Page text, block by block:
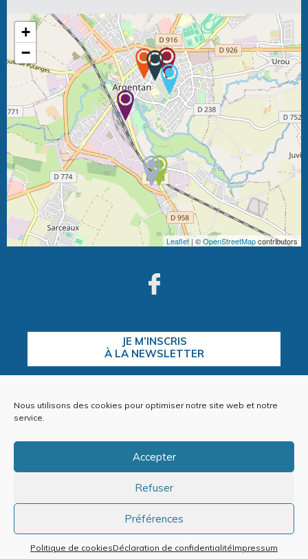
Nous utilisons des cookies pour optimiser notre site web et notre
service.
Accepter
Refuser
Préférences
Politique de cookiesDéclaration de confidentialitéImpressum
+
−
Leaflet| ©OpenStreetMapcontributors
JE M’INSCRIS
À LA NEWSLETTER
Plan du site
Politique de cookies (EU)